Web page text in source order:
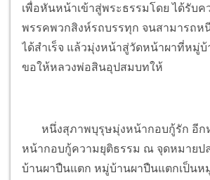
เพื่อหันหน้าเข้าสู่พระธรรมโดย ได้รับค
พรรคพวกสิงห์รถบรรทุก จนสามารถห
ได้สำเร็จ แล้วมุ่งหน้าสู่วัดหน้าผาที่หมู่
ขอให้หลวงพ่อสินอุปสมบทให้
หนึ่งสุภาพบุรุษมุ่งหน้ากอบกู้รัก อีก
หน้ากอบกู้ความยุติธรรม ณ จุดหมายป
บ้านผาปืนแตก หมู่บ้านผาปืนแตกเป็นห